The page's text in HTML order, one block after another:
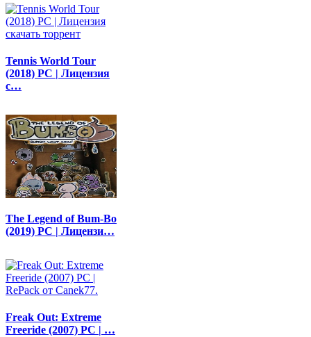
Tennis World Tour
(2018) PC | Лицензия
с…
The Legend of Bum-Bo
(2019) PC | Лицензи…
Freak Out: Extreme
Freeride (2007) PC | …